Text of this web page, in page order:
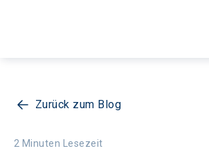
Zurück zum Blog
2 Minuten Lesezeit